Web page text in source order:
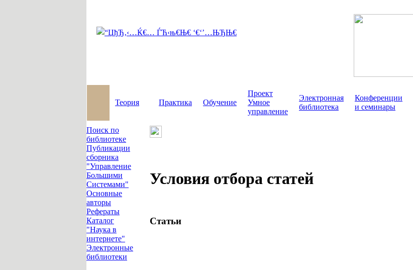
Теория Практика Обучение
Проект
Умное
управление
Электронная
библиотека
Конференции
и семинары
Поиск по
библиотеке
Публикации
сборника
"Управление
Большими
Системами"
Основные
авторы
Рефераты
Каталог
"Наука в
интернете"
Электронные
библиотеки
Условия отбора статей
Статьи